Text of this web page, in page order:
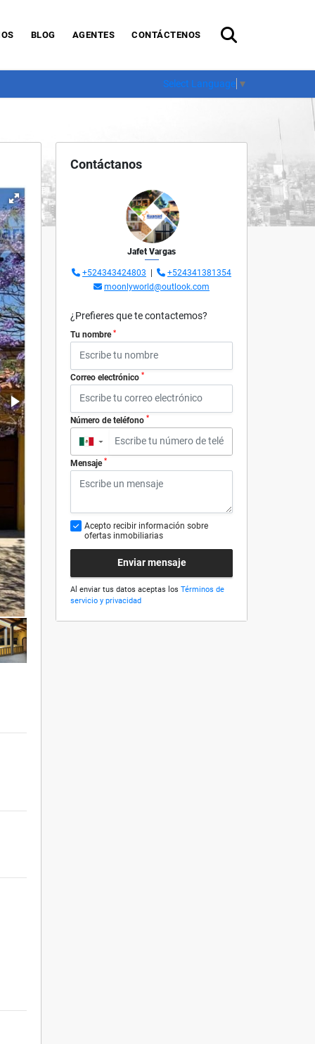
BLOG AGENTES CONTÁCTENOS
Select Language ▼
Contáctanos
Jafet Vargas
+524343424803
+524341381354
moonlyworld@outlook.com
¿Prefieres que te contactemos?
Tu nombre *
Correo electrónico *
Número de teléfono *
▼
Mensaje *
Acepto recibir información sobre
ofertas inmobiliarias
Enviar mensaje
Al enviar tus datos aceptas los Términos de
servicio y privacidad